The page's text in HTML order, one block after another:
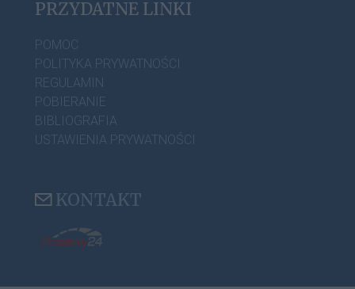
PRZYDATNE LINKI
POMOC
POLITYKA PRYWATNOŚCI
REGULAMIN
POBIERANIE
BIBLIOGRAFIA
USTAWIENIA PRYWATNOŚCI
KONTAKT